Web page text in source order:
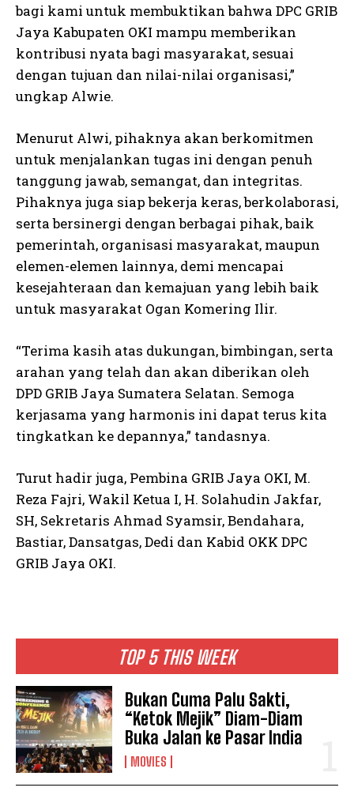
TOP 5 THIS WEEK
Bukan Cuma Palu Sakti,
“Ketok Mejik” Diam-Diam
Buka Jalan ke Pasar India
MOVIES
bagi kami untuk membuktikan bahwa DPC GRIB
Jaya Kabupaten OKI mampu memberikan
kontribusi nyata bagi masyarakat, sesuai
dengan tujuan dan nilai-nilai organisasi,”
ungkap Alwie.
Menurut Alwi, pihaknya akan berkomitmen
untuk menjalankan tugas ini dengan penuh
tanggung jawab, semangat, dan integritas.
Pihaknya juga siap bekerja keras, berkolaborasi,
serta bersinergi dengan berbagai pihak, baik
pemerintah, organisasi masyarakat, maupun
elemen-elemen lainnya, demi mencapai
kesejahteraan dan kemajuan yang lebih baik
untuk masyarakat Ogan Komering Ilir.
“Terima kasih atas dukungan, bimbingan, serta
arahan yang telah dan akan diberikan oleh
DPD GRIB Jaya Sumatera Selatan. Semoga
kerjasama yang harmonis ini dapat terus kita
tingkatkan ke depannya,” tandasnya.
Turut hadir juga, Pembina GRIB Jaya OKI, M.
Reza Fajri, Wakil Ketua I, H. Solahudin Jakfar,
SH, Sekretaris Ahmad Syamsir, Bendahara,
Bastiar, Dansatgas, Dedi dan Kabid OKK DPC
GRIB Jaya OKI.